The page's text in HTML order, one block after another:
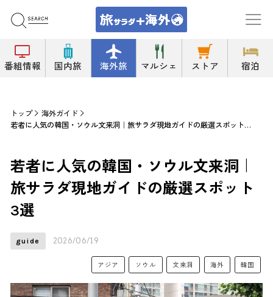
番組情報 国内旅 海外旅 マルシェ ストア 宿泊
トップ
海外ガイド
若者に人気の韓国・ソウル文来洞｜旅サラダ現地ガイドの厳選スポット3選
若者に人気の韓国・ソウル文来洞｜
旅サラダ現地ガイドの厳選スポット
3選
guide 2026/06/19
アジア ソウル 文来洞 海外 韓国